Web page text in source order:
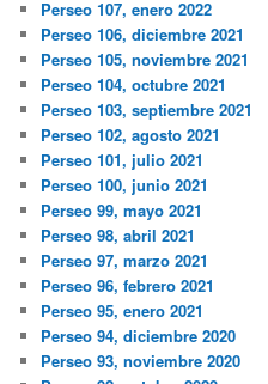
Perseo 107, enero 2022
Perseo 106, diciembre 2021
Perseo 105, noviembre 2021
Perseo 104, octubre 2021
Perseo 103, septiembre 2021
Perseo 102, agosto 2021
Perseo 101, julio 2021
Perseo 100, junio 2021
Perseo 99, mayo 2021
Perseo 98, abril 2021
Perseo 97, marzo 2021
Perseo 96, febrero 2021
Perseo 95, enero 2021
Perseo 94, diciembre 2020
Perseo 93, noviembre 2020